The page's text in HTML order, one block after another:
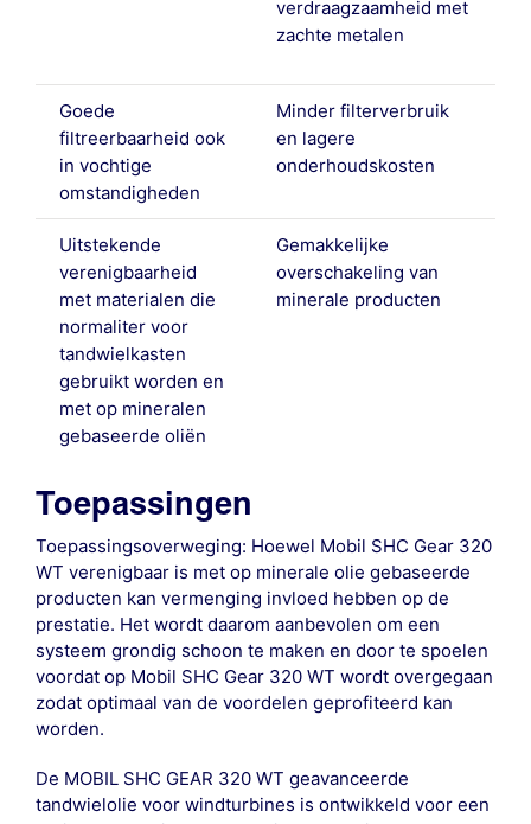
verdraagzaamheid met
zachte metalen
Goede
filtreerbaarheid ook
in vochtige
omstandigheden
Minder filterverbruik
en lagere
onderhoudskosten
Uitstekende
verenigbaarheid
met materialen die
normaliter voor
tandwielkasten
gebruikt worden en
met op mineralen
gebaseerde oliën
Gemakkelijke
overschakeling van
minerale producten
Toepassingen
Toepassingsoverweging: Hoewel Mobil SHC Gear 320
WT verenigbaar is met op minerale olie gebaseerde
producten kan vermenging invloed hebben op de
prestatie. Het wordt daarom aanbevolen om een
systeem grondig schoon te maken en door te spoelen
voordat op Mobil SHC Gear 320 WT wordt overgegaan
zodat optimaal van de voordelen geprofiteerd kan
worden.
De MOBIL SHC GEAR 320 WT geavanceerde
tandwielolie voor windturbines is ontwikkeld voor een